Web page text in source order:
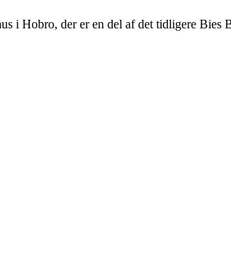
i Hobro, der er en del af det tidligere